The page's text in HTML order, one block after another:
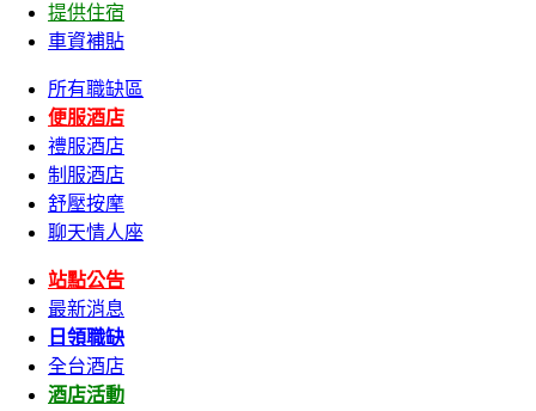
提供住宿
車資補貼
所有職缺區
便服酒店
禮服酒店
制服酒店
舒壓按摩
聊天情人座
站點公告
最新消息
日領職缺
全台酒店
酒店活動